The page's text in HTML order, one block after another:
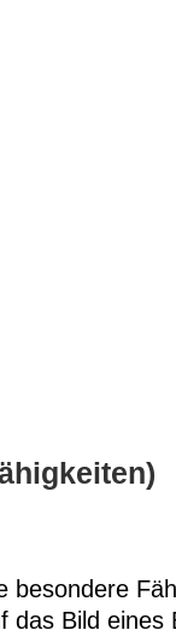
besondere
das Bild eines